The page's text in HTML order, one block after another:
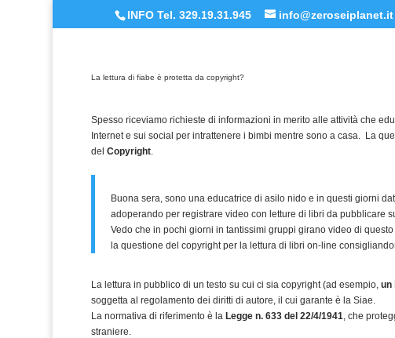
INFO Tel. 329.19.31.945 info@zeroseiplanet.it
La lettura di fiabe è protetta da copyright?
Spesso riceviamo richieste di informazioni in merito alle attività che
Internet e sui social per intrattenere i bimbi mentre sono a casa. La
delCopyright.
Buona sera, sono una educatrice di asilo nido e in questi giorni
adoperando per registrare video con letture di libri da pubblicare
Vedo che in pochi giorni in tantissimi gruppi girano video di
la questione del copyright per la lettura di libri on-line
La lettura in pubblico di un testo su cui ci sia copyright (ad esempio,un
soggetta al regolamento dei diritti di autore, il cui garante è la Siae.
La normativa di riferimento è la Legge n. 633 del 22/4/1941, che
straniere.